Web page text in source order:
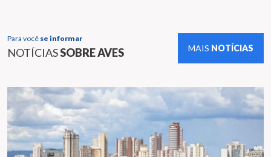
Para você se informar
NOTÍCIASSOBRE AVES MAIS NOTÍCIAS